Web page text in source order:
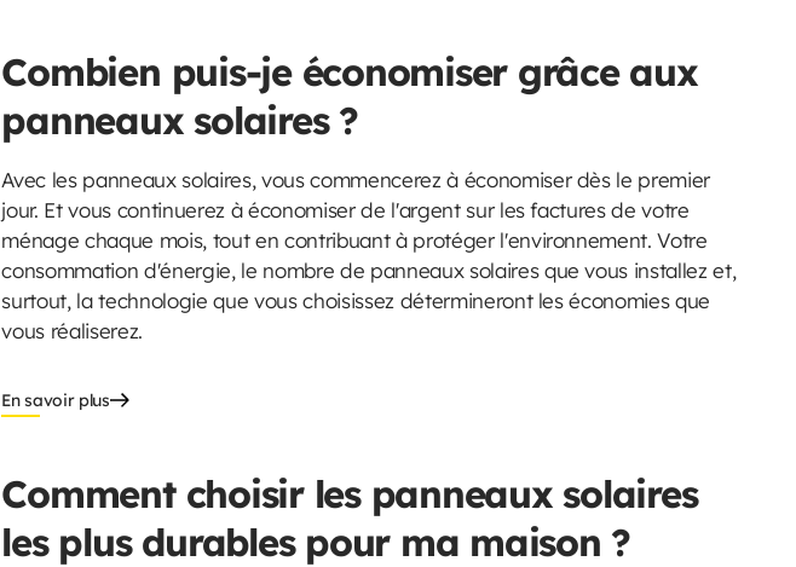
Combien puis-je économiser grâce aux
panneaux solaires ?
Avec les panneaux solaires, vous commencerez à économiser dès le premier
jour. Et vous continuerez à économiser de l'argent sur les factures de votre
ménage chaque mois, tout en contribuant à protéger l'environnement. Votre
consommation d'énergie, le nombre de panneaux solaires que vous installez et,
surtout, la technologie que vous choisissez détermineront les économies que
vous réaliserez.
En savoir plus
Comment choisir les panneaux solaires
les plus durables pour ma maison ?